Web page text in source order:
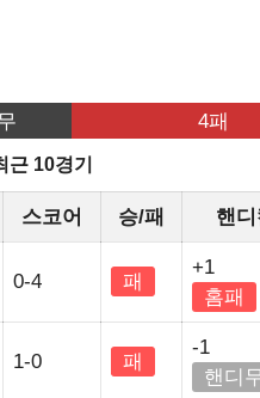
4패
근 10경기
스코어 승/패 핸디
0-4 패
+1
홈패
1-0 패
-1
핸디